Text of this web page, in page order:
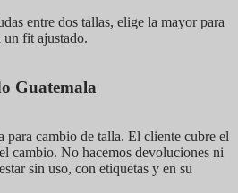
entre dos tallas, elige la mayor para
fit ajustado.
Guatemala
para cambio de talla. El cliente cubre el
cambio. No hacemos devoluciones ni
sin uso, con etiquetas y en su